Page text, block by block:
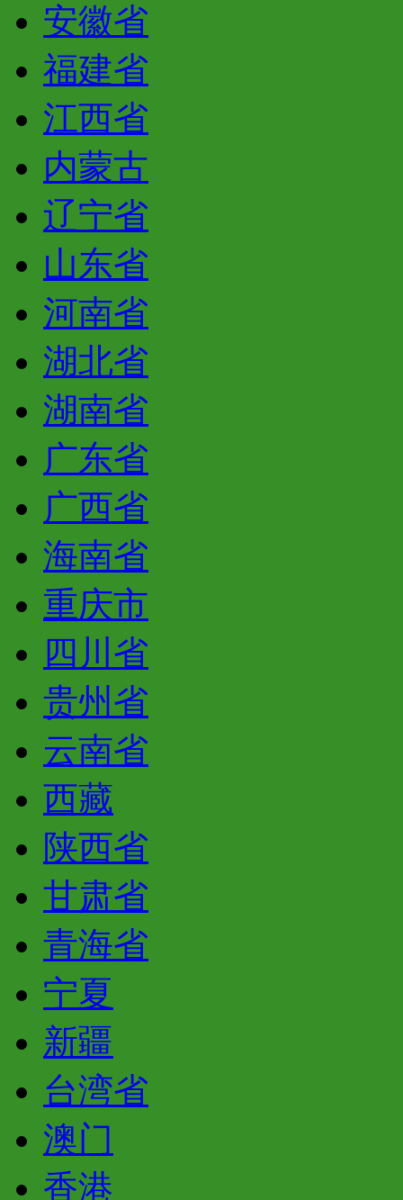
安徽省
福建省
江西省
内蒙古
辽宁省
山东省
河南省
湖北省
湖南省
广东省
广西省
海南省
重庆市
四川省
贵州省
云南省
西藏
陕西省
甘肃省
青海省
宁夏
新疆
台湾省
澳门
香港